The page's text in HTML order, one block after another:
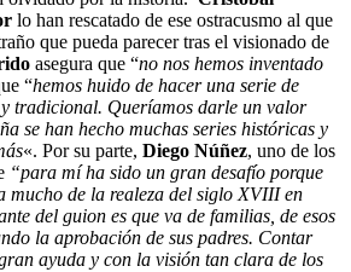
lo han rescatado de ese ostracusmo al que
que pueda parecer tras el visionado de
asegura que “no nos hemos inventado
“hemos huido de hacer una serie de
tradicional. Queríamos darle un valor
se han hecho muchas series históricas y
«. Por su parte, Diego Núñez, uno de los
“para mí ha sido un gran desafío porque
mucho de la realeza del siglo XVIII en
del guion es que va de familias, de esos
la aprobación de sus padres. Contar
ayuda y con la visión tan clara de los